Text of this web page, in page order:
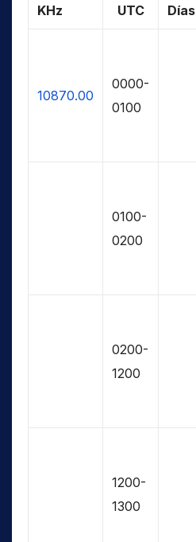
KHz UTC Días
10870.00
0000-
0100
0100-
0200
0200-
1200
1200-
1300